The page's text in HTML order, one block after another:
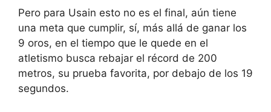
Pero para Usain esto no es el final, aún tiene
una meta que cumplir, sí, más allá de ganar los
9 oros, en el tiempo que le quede en el
atletismo busca rebajar el récord de 200
metros, su prueba favorita, por debajo de los 19
segundos.